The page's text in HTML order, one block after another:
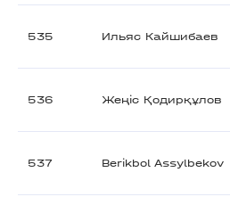
535 Ильяс Кайшибаев
536 Жеңіс Қодирқұлов
537 Berikbol Assylbekov